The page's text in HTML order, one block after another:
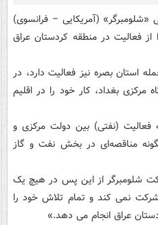
«شلومبرگر» (آمریکایی – فرانسوی)
از فعالیت در منطقه کردستان عراق
استان بصره نیز فعالیت دارد، در
بغداد، کار خود را در اقلیم
فعالیت (نفتی) بین دولت مرکزی و
مناقصه‌ای در بخش نفت و گاز
شلومبرگر از این پس در هیچ یک
نمی کند و تمام تلاش خود را
عراق انجام می دهد.»